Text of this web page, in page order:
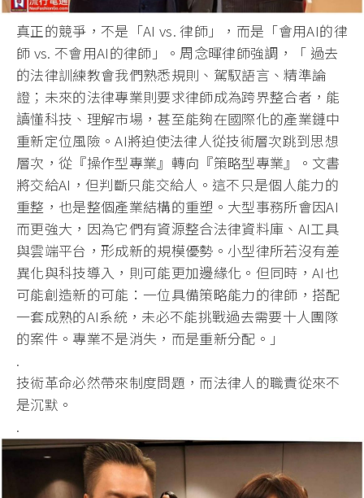
真正的競爭，不是「AI vs. 律師」，而是「會用AI的律
師 vs. 不會用AI的律師」。周念暉律師強調，「 過去
的法律訓練教會我們熟悉規則、駕馭語言、精準論
證； 未來的法律專業則要求律師成為跨界整合者，能
讀懂科技、 理解市場，甚至能夠在國際化的產業鏈中
重新定位風險。AI將迫使法律人從技術層次跳到思想
層次，從『操作型專業』 轉向『策略型專業』。文書
將交給AI，但判斷只能交給人。 這不只是個人能力的
重整，也是整個產業結構的重塑。 大型事務所會因AI
而更強大，因為它們有資源整合法律資料庫、 AI工具
與雲端平台，形成新的規模優勢。 小型律所若沒有差
異化與科技導入，則可能更加邊緣化。但同時，AI也
可能創造新的可能：一位具備策略能力的律師， 搭配
一套成熟的AI系統，未必不能挑戰過去需要十人團隊
的案件。 專業不是消失，而是重新分配。」
.
技術革命必然帶來制度問題，而法律人的職責從來不
是沉默。
.